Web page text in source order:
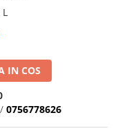
IN COS
/ 0756778626